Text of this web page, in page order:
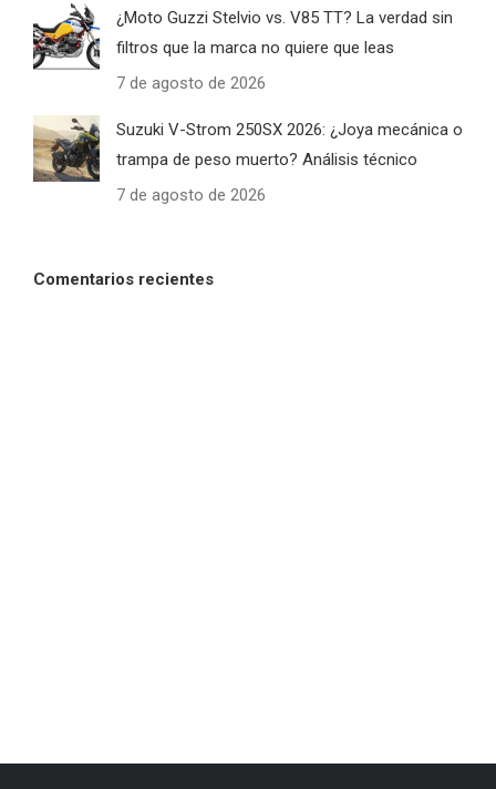
¿Moto Guzzi Stelvio vs. V85 TT? La verdad sin
filtros que la marca no quiere que leas
7 de agosto de 2026
Suzuki V-Strom 250SX 2026: ¿Joya mecánica o
trampa de peso muerto? Análisis técnico
7 de agosto de 2026
Comentarios recientes